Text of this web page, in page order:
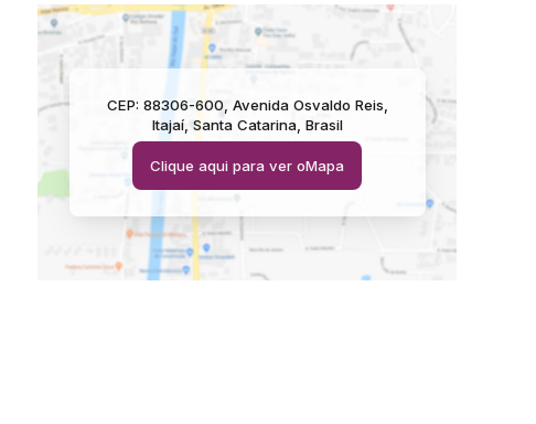
CEP: 88306-600, Avenida Osvaldo Reis
Itajaí, Santa Catarina, Brasil
Clique aqui para ver oMapa